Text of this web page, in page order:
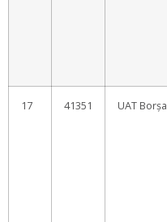
17 41351 UAT Borșa